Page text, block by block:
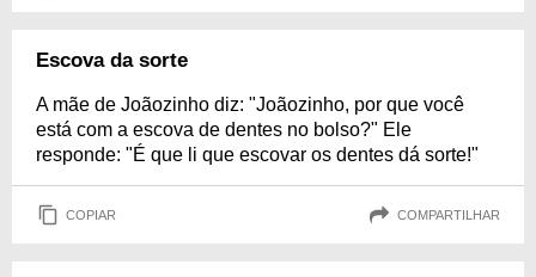
Escova da sorte
A mãe de Joãozinho diz: "Joãozinho, por que você
está com a escova de dentes no bolso?" Ele
responde: "É que li que escovar os dentes dá sorte!"
COPIAR COMPARTILHAR